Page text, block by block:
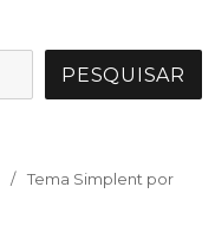
PESQUISAR
Tema Simplent por